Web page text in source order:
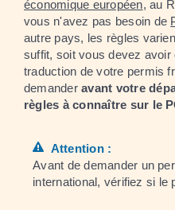
économique européen, au
vous n'avez pas besoin de
autre pays, les règles
suffit, soit vous devez avoir
traduction de votre permis
demanderavant votre
règles à connaître sur le
Attention :
Avant de demander un
international, vérifiez si le